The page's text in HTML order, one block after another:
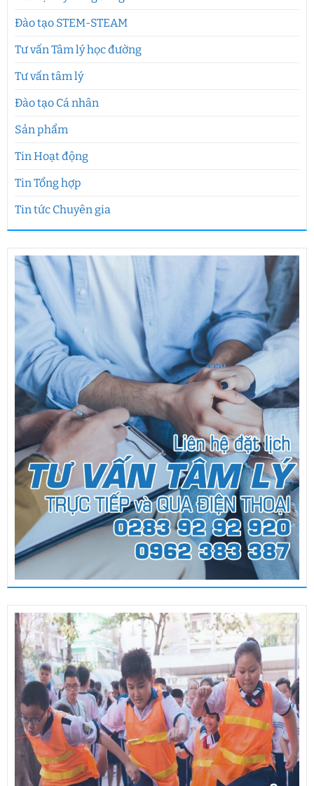
Đào tạo STEM-STEAM
Tư vấn Tâm lý học đường
Tư vấn tâm lý
Đào tạo Cá nhân
Sản phẩm
Tin Hoạt động
Tin Tổng hợp
Tin tức Chuyên gia